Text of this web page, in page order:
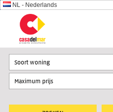
NL - Nederlands
Soort woning